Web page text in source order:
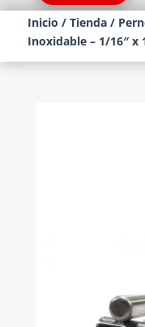
Inicio / Tienda/
Inoxidable – 1/16″ x